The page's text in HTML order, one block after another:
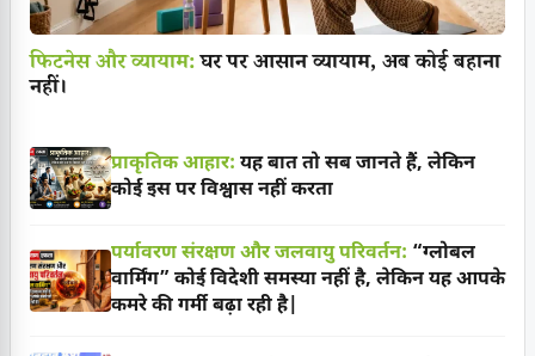
फिटनेस और व्यायाम:घर पर आसान व्यायाम, अब कोई बहाना
नहीं।
प्राकृतिक आहार: यह बात तो सब जानते हैं, लेकिन
कोई इस पर विश्वास नहीं करता
पर्यावरण संरक्षण और जलवायु परिवर्तन: “ग्लोबल
वार्मिंग” कोई विदेशी समस्या नहीं है, लेकिन यह आपके
कमरे की गर्मी बढ़ा रही है|